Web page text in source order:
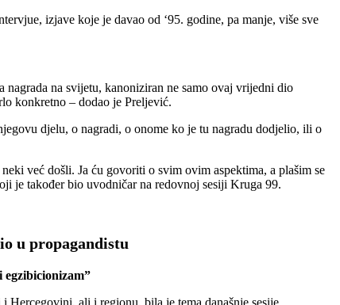
izjave koje je davao od ‘95. godine, pa manje, više sve
na svijetu, kanoniziran ne samo ovaj vrijedni dio
konkretno – dodao je Preljević.
djelu, o nagradi, o onome ko je tu nagradu dodjelio, ili o
već došli. Ja ću govoriti o svim ovim aspektima, a plašim se
je također bio uvodničar na redovnoj sesiji Kruga 99.
u propagandistu
ali i regionu, bila je tema današnje sesije